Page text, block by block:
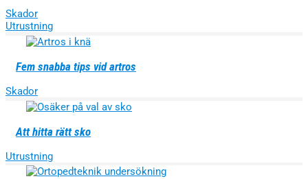
Skador
Utrustning
Fem snabba tips vid artros
Skador
Att hitta rätt sko
Utrustning